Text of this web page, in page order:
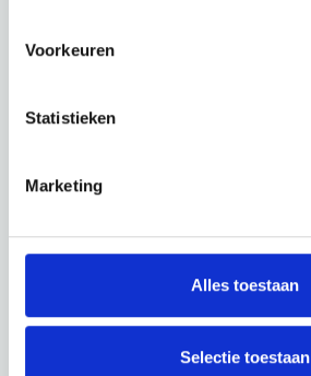
Voorkeuren
Statistieken
Marketing
Alles toestaan
Selectie toestaan